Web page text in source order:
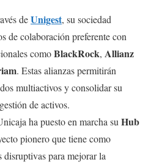
deUnigest, su sociedad
de colaboración preferente con
comoBlackRock, Allianz
. Estas alianzas permitirán
multiactivos y consolidar su
de activos.
ha puesto en marcha su Hub
pionero que tiene como
para mejorar la